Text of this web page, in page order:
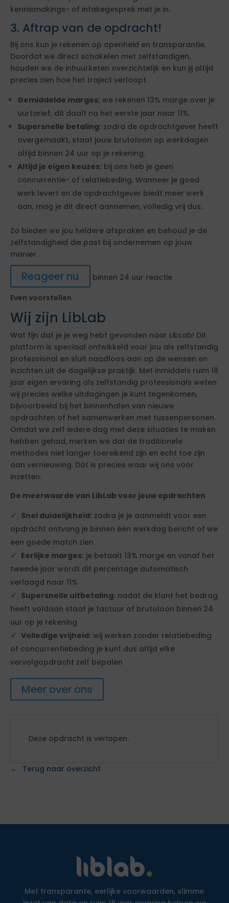
kennismakings- of intakegesprek met je in.
3. Aftrap van de opdracht!
Bij ons kun je rekenen op openheid en transparantie.
Doordat we direct schakelen met zelfstandigen,
houden we de inhuurketen overzichtelijk en kun jij altijd
precies zien hoe het traject verloopt.
Gemiddelde marges: we rekenen 13% marge over je
uurtarief; dit daalt na het eerste jaar naar 11%.
Supersnelle betaling: zodra de opdrachtgever heeft
overgemaakt, staat jouw brutoloon op werkdagen
altijd binnen 24 uur op je rekening.
Altijd je eigen keuzes: bij ons heb je geen
concurrentie- of relatiebeding. Wanneer je goed
werk levert en de opdrachtgever biedt meer werk
aan, mag je dit direct aannemen, volledig vrij dus.
Zo bieden we jou heldere afspraken en behoud je de
zelfstandigheid die past bij ondernemen op jouw
manier.
Reageer nu
binnen 24 uur reactie
Even voorstellen
Wij zijn LibLab
Wat fijn dat je je weg hebt gevonden naar LibLab! Dit
platform is speciaal ontwikkeld voor jou als zelfstandig
professional en sluit naadloos aan op de wensen en
inzichten uit de dagelijkse praktijk. Met inmiddels ruim 18
jaar eigen ervaring als zelfstandig professionals weten
wij precies welke uitdagingen je kunt tegenkomen,
bijvoorbeeld bij het binnenhalen van nieuwe
opdrachten of het samenwerken met tussenpersonen.
Omdat we zelf iedere dag met deze situaties te maken
hebben gehad, merken we dat de traditionele
methodes niet langer toereikend zijn en echt toe zijn
aan vernieuwing. Dát is precies waar wij ons voor
inzetten.
De meerwaarde van LibLab voor jouw opdrachten
Snel duidelijkheid: zodra je je aanmeldt voor een
opdracht ontvang je binnen één werkdag bericht of we
een goede match zien
Eerlijke marges: je betaalt 13% marge en vanaf het
tweede jaar wordt dit percentage automatisch
verlaagd naar 11%
Supersnelle uitbetaling: nadat de klant het bedrag
heeft voldaan staat je factuur of brutoloon binnen 24
uur op je rekening
Volledige vrijheid: wij werken zonder relatiebeding
of concurrentiebeding je kunt dus altijd elke
vervolgopdracht zelf bepalen
Meer over ons
Deze opdracht is verlopen.
Terug naar overzicht
Met transparante, eerlijke voorwaarden, slimme